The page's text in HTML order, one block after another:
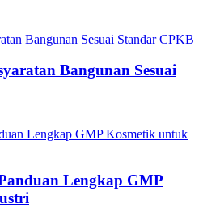
Bangunan Sesuai
Lengkap GMP